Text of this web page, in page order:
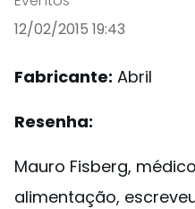
12/02/2015 19:43
Fabricante: Abril
Resenha:
Mauro Fisberg,
alimentação,